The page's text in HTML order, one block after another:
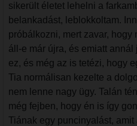
sikerült életet lehelni a
belankadást, leblokkoltam.
próbálkozni, mert zavar, hogy
áll-e már újra, és emiatt
ez, és még az is tetézi, hogy
Tia normálisan kezelte a
nem lenne nagy ügy. Talán
még fejben, hogy én is így
Tiának egy puncinyalást,